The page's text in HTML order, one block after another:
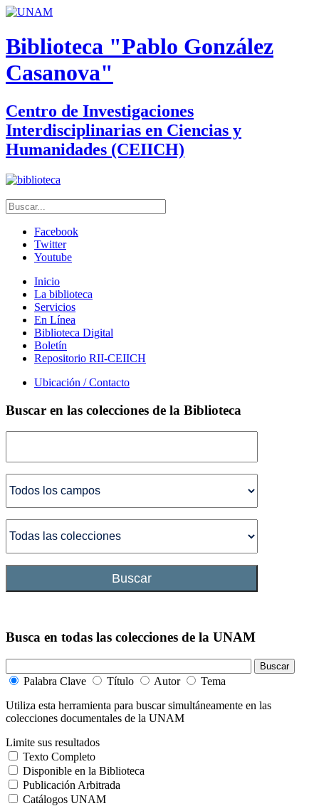
Biblioteca "Pablo González
Casanova"
Centro de Investigaciones
Interdisciplinarias en Ciencias y
Humanidades (CEIICH)
Facebook
Twitter
Youtube
Inicio
La biblioteca
Servicios
En Línea
Biblioteca Digital
Boletín
Repositorio RII-CEIICH
Ubicación / Contacto
Buscar en las colecciones de la Biblioteca
Buscar
Busca en todas las colecciones de la UNAM
Palabra Clave Título Autor
Tema
Utiliza esta herramienta para buscar simultáneamente en las
colecciones documentales de la UNAM
Limite sus resultados
Texto Completo
Disponible en la Biblioteca
Publicación Arbitrada
Catálogos UNAM